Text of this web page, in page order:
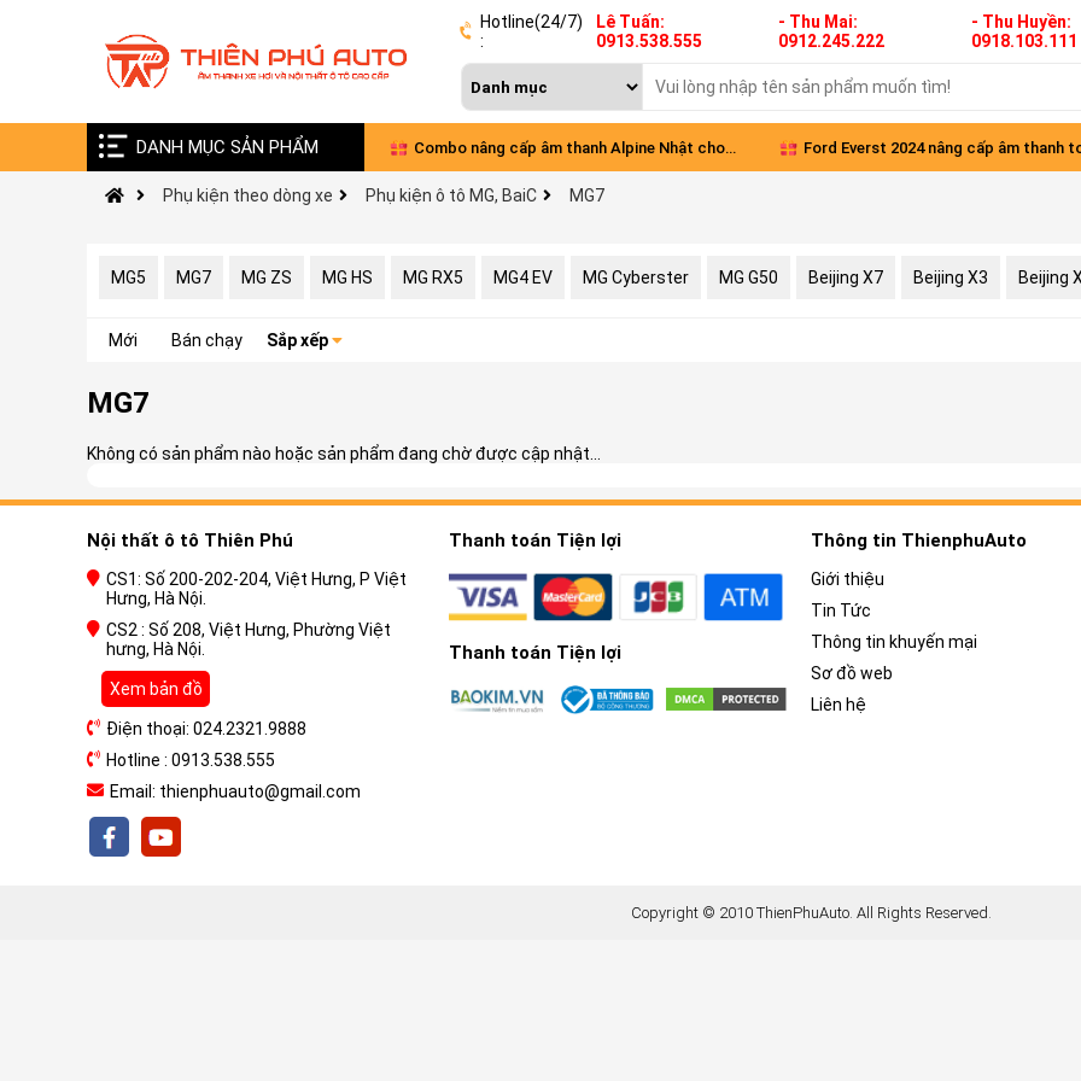
Hotline(24/7)
:
Lê Tuấn:
0913.538.555
- Thu Mai:
0912.245.222
- Thu Huyền:
0918.103.111
DANH MỤC SẢN PHẨM
Vinfast VF9 nâng cấp âm thanh Đức - Pháp Combo nâng cấp âm thanh Alpine Nhật cho
xe VinFast Limo Green
Ford Everst 2024 nâng cấp âm thanh
Phụ kiện theo dòng xe Phụ kiện ô tô MG, BaiC MG7
MG5 MG7 MG ZS MG HS MG RX5 MG4 EV MG Cyberster MG G50 Beijing X7 Beijing X3 Beijing
Mới Bán chạy Sắp xếp
MG7
Không có sản phẩm nào hoặc sản phẩm đang chờ được cập nhật...
Nội thất ô tô Thiên Phú
CS1: Số 200-202-204, Việt Hưng, P Việt
Hưng, Hà Nội.
CS2 : Số 208, Việt Hưng, Phường Việt
hưng, Hà Nội.
Xem bản đồ
Điện thoại: 024.2321.9888
Hotline : 0913.538.555
Email: thienphuauto@gmail.com
Thanh toán Tiện lợi
Thanh toán Tiện lợi
Thông tin ThienphuAuto
Giới thiệu
Tin Tức
Thông tin khuyến mại
Sơ đồ web
Liên hệ
Copyright © 2010 ThienPhuAuto. All Rights Reserved.